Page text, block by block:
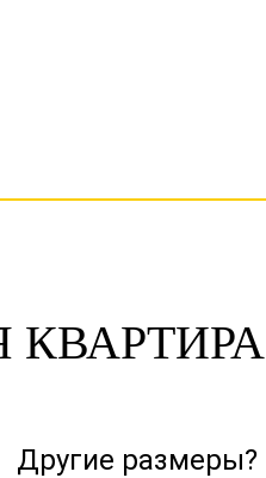
Другие размеры?